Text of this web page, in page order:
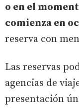
o en el
comienza en
reserva con
Las reservas
agencias de
presentación